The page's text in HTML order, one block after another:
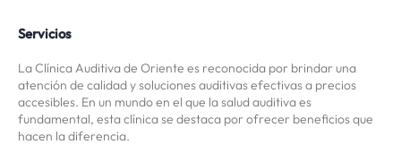
Servicios
La Clínica Auditiva de Oriente es reconocida por brindar una
atención de calidad y soluciones auditivas efectivas a precios
accesibles. En un mundo en el que la salud auditiva es
fundamental, esta clínica se destaca por ofrecer beneficios que
hacen la diferencia.